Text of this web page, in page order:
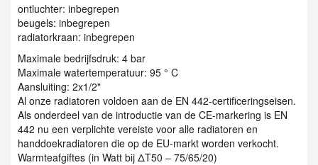
ontluchter: inbegrepen
beugels: inbegrepen
radiatorkraan: inbegrepen
Maximale bedrijfsdruk: 4 bar
Maximale watertemperatuur: 95 ° C
Aansluiting: 2x1/2"
Al onze radiatoren voldoen aan de EN 442-certificeringseisen.
Als onderdeel van de introductie van de CE-markering is EN
442 nu een verplichte vereiste voor alle radiatoren en
handdoekradiatoren die op de EU-markt worden verkocht.
Warmteafgiftes (in Watt bij ΔT50 – 75/65/20)